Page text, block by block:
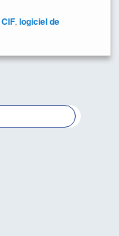
CIF, logiciel de